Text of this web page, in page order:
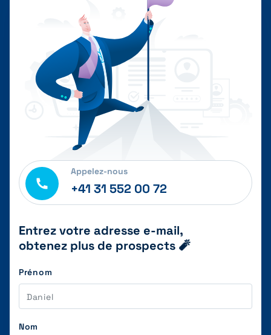
Appelez-nous
+41 31 552 00 72
Entrez votre adresse e-mail,
obtenez plus de prospects 🧨
Prénom
Nom